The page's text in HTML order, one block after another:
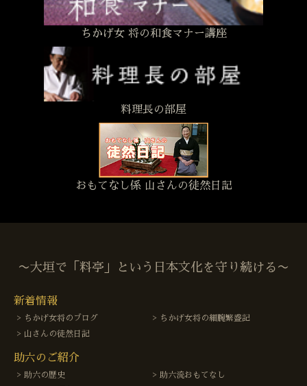
ちかげ女 将の和食マナー講座
料理長の部屋
おもてなし係 山さんの徒然日記
〜大垣で「料亭」という日本文化を守り続ける〜
新着情報
ちかげ女将のブログ
ちかげ女将の細腕繁盛記
山さんの徒然日記
助六のご紹介
助六の歴史
助六流おもてなし